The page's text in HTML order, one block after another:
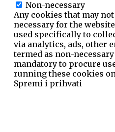
Non-necessary
Any cookies that may
necessary for the
used specifically to
via analytics, ads, other
termed as non-
mandatory to procure
running these cookies
Spremi i prihvati